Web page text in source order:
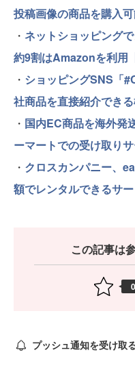
投稿画像の商品を購入
・ ネットショッピング
約9割はAmazonを利用
・ ショッピングSNS「
社商品を直接紹介でき
・ 国内EC商品を海外発
ーマートでの受け取り
・ クロスカンパニー、
額でレンタルできるサ
この記事は
0
プッシュ通知を受け取